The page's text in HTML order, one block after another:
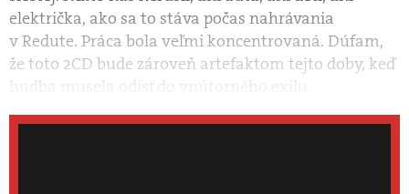
električka, ako sa to stáva počas nahrávania
v Redute. Práca bola veľmi koncentrovaná. Dúfam,
že toto 2CD bude zároveň artefaktom tejto doby, keď
hudba musela odísť do vnútorného exilu.